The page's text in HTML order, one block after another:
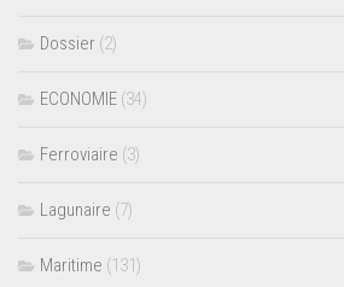
Dossier (2)
ECONOMIE (34)
Ferroviaire (3)
Lagunaire (7)
Maritime (131)